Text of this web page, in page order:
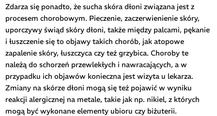
Zdarza się ponadto, że sucha skóra dłoni związana jest z
procesem chorobowym. Pieczenie, zaczerwienienie skóry,
uporczywy świąd skóry dłoni, także między palcami, pękanie
i łuszczenie się to objawy takich chorób, jak atopowe
zapalenie skóry, łuszczyca czy też grzybica. Choroby te
należą do schorzeń przewlekłych i nawracających, a w
przypadku ich objawów konieczna jest wizyta u lekarza.
Zmiany na skórze dłoni mogą się też pojawić w wyniku
reakcji alergicznej na metale, takie jak np. nikiel, z których
mogą być wykonane elementy ubioru czy biżuterii.